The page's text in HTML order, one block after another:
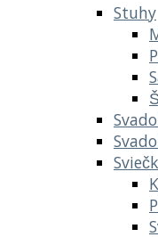
Stuhy